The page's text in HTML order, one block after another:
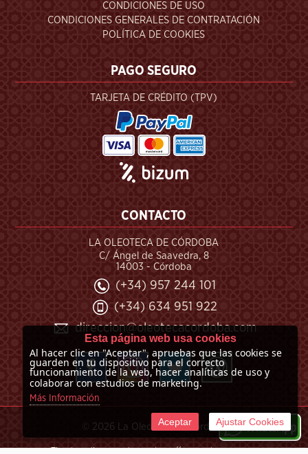
CONDICIONES DE USO
CONDICIONES GENERALES DE CONTRATACIÓN
POLÍTICA DE COOKIES
PAGO SEGURO
TARJETA DE CRÉDITO (TPV)
CONTACTO
LA OLEOTECA DE CÓRDOBA
C/ Ángel de Saavedra, 8
14003 - Córdoba
(+34) 957 244 101
(+34) 634 951 922
direccion@oleotecacordoba.com
© 2026 La Oleoteca de Córdoba
Esta página web usa cookies
Al hacer clic en "Aceptar", apruebas que las cookies se
guarden en tu dispositivo para el correcto
funcionamiento de la web, hacer analíticas de uso y
colaborar con estudios de marketing.
Más Información
Aceptar Ajustar Cookies